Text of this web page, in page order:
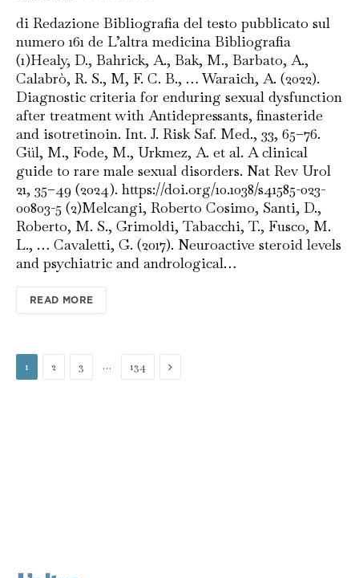
di Redazione Bibliografia del testo pubblicato sul
numero 161 de L’altra medicina Bibliografia
(1)Healy, D., Bahrick, A., Bak, M., Barbato, A.,
Calabrò, R. S., M, F. C. B., … Waraich, A. (2022).
Diagnostic criteria for enduring sexual dysfunction
after treatment with Antidepressants, finasteride
and isotretinoin. Int. J. Risk Saf. Med., 33, 65–76.
Gül, M., Fode, M., Urkmez, A. et al. A clinical
guide to rare male sexual disorders. Nat Rev Urol
21, 35–49 (2024). https://doi.org/10.1038/s41585-023-
00803-5 (2)Melcangi, Roberto Cosimo, Santi, D.,
Roberto, M. S., Grimoldi, Tabacchi, T., Fusco, M.
L., … Cavaletti, G. (2017). Neuroactive steroid levels
and psychiatric and andrological…
READ MORE
1 2 3 … 134 Next